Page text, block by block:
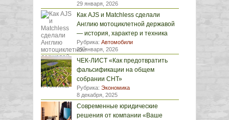
29 января, 2026
Как AJS и Matchless сделали
Англию мотоциклетной державой
— история, характер и техника
Рубрика: Автомобили
29 января, 2026
ЧЕК-ЛИСТ «Как предотвратить
фальсификации на общем
собрании СНТ»
Рубрика: Экономика
8 декабря, 2025
Современные юридические
решения от компании «Ваше